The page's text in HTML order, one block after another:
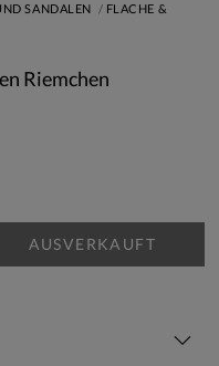
SANDALEN
FLACHE &
Riemchen
AUSVERKAUFT